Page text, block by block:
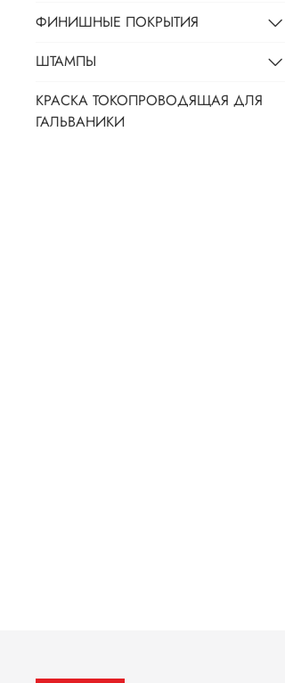
ФИНИШНЫЕ ПОКРЫТИЯ
ШТАМПЫ
КРАСКА ТОКОПРОВОДЯЩАЯ ДЛЯ
ГАЛЬВАНИКИ